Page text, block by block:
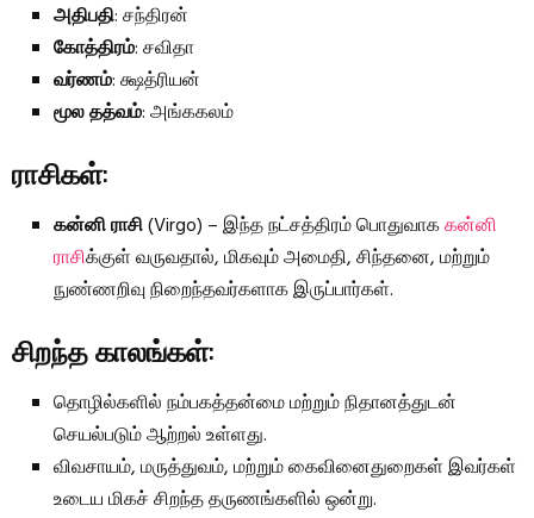
அதிபதி: சந்திரன்
கோத்திரம்: சவிதா
வர்ணம்: க்ஷத்ரியன்
மூல தத்வம்: அங்ககலம்
ராசிகள்:
கன்னி ராசி(Virgo) – இந்த நட்சத்திரம் பொதுவாககன்னி
ராசிக்குள் வருவதால், மிகவும் அமைதி, சிந்தனை, மற்றும்
நுண்ணறிவு நிறைந்தவர்களாக இருப்பார்கள்.
சிறந்த காலங்கள்:
தொழில்களில் நம்பகத்தன்மை மற்றும் நிதானத்துடன்
செயல்படும் ஆற்றல் உள்ளது.
விவசாயம், மருத்துவம், மற்றும் கைவினைதுறைகள் இவர்கள்
உடைய மிகச் சிறந்த தருணங்களில் ஒன்று.